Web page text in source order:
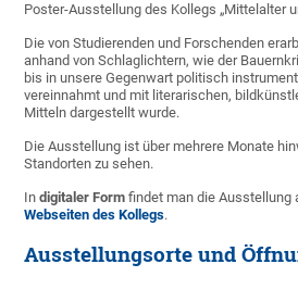
Poster-Ausstellung des Kollegs „Mittelalter
Die von Studierenden und Forschenden
anhand von Schlaglichtern, wie der
bis in unsere Gegenwart politisch
vereinnahmt und mit literarischen,
Mitteln dargestellt wurde.
Die Ausstellung ist über mehrere Monate
Standorten zu sehen.
Indigitaler Formfindet man die Ausstellung
Webseiten des Kollegs.
Ausstellungsorte und